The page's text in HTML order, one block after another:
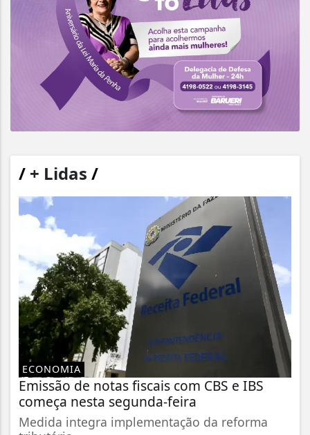
/ + Lidas /
ECONOMIA
Emissão de notas fiscais com CBS e IBS
começa nesta segunda-feira
Medida integra implementação da reforma